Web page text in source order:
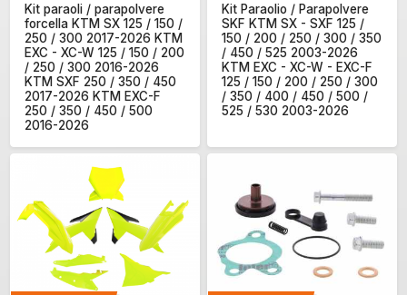
Kit paraoli / parapolvere
forcella KTM SX 125 / 150 /
250 / 300 2017-2026 KTM
EXC - XC-W 125 / 150 / 200
/ 250 / 300 2016-2026
KTM SXF 250 / 350 / 450
2017-2026 KTM EXC-F
250 / 350 / 450 / 500
2016-2026
Kit Paraolio / Parapolvere
SKF KTM SX - SXF 125 /
150 / 200 / 250 / 300 / 350
/ 450 / 525 2003-2026
KTM EXC - XC-W - EXC-F
125 / 150 / 200 / 250 / 300
/ 350 / 400 / 450 / 500 /
525 / 530 2003-2026